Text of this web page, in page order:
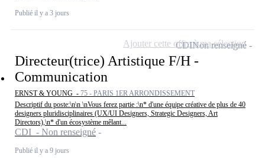
Publié il y a 3 jours
Directeur(trice) Artistique F/H -
Communication
ERNST & YOUNG - 75 - PARIS 1ER ARRONDISSEMENT
Descriptif du poste:\n\n \nVous ferez partie :\n* d'une équipe créative de plus de 40
designers pluridisciplinaires (UX/UI Designers, Strategic Designers, Art
Directors),\n* d'un écosystème mêlant...
CDI - Non renseigné
Publié il y a 9 jours
CDINon renseigné
Ajouter cette offre à ma sélection